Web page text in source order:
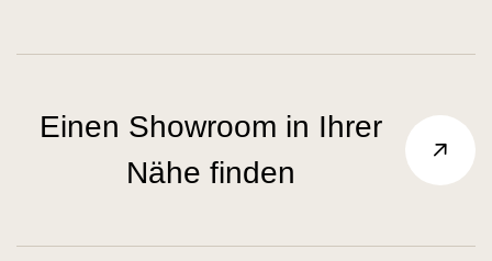
Einen Showroom in Ihrer
Nähe finden